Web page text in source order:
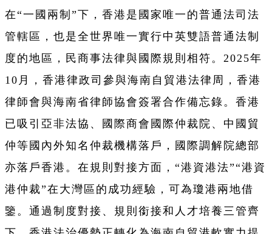
在“一國兩制”下，香港是國家唯一的普通法司法
管轄區，也是全世界唯一實行中英雙語普通法制
度的地區，民商事法律與國際規則相符。2025年
10月，香港律政司參與海南自貿港法律周，香港
律師會與海南省律師協會簽署合作備忘錄。香港
已吸引亞非法協、國際商會國際仲裁院、中國貿
仲等國內外知名仲裁機構落戶，國際調解院總部
亦落戶香港。在規則對接方面，“港資港法”“港資
港仲裁”在大灣區的成功經驗，可為瓊港兩地借
鑒。通過制度對接、規則銜接和人才培養三管齊